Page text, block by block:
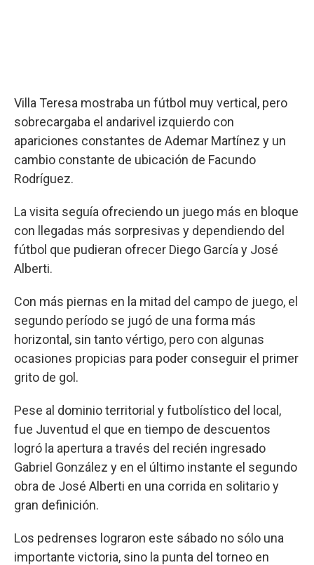
Villa Teresa mostraba un fútbol muy vertical, pero
sobrecargaba el andarivel izquierdo con
apariciones constantes de Ademar Martínez y un
cambio constante de ubicación de Facundo
Rodríguez.
La visita seguía ofreciendo un juego más en bloque
con llegadas más sorpresivas y dependiendo del
fútbol que pudieran ofrecer Diego García y José
Alberti.
Con más piernas en la mitad del campo de juego, el
segundo período se jugó de una forma más
horizontal, sin tanto vértigo, pero con algunas
ocasiones propicias para poder conseguir el primer
grito de gol.
Pese al dominio territorial y futbolístico del local,
fue Juventud el que en tiempo de descuentos
logró la apertura a través del recién ingresado
Gabriel González y en el último instante el segundo
obra de José Alberti en una corrida en solitario y
gran definición.
Los pedrenses lograron este sábado no sólo una
importante victoria, sino la punta del torneo en